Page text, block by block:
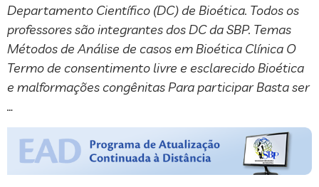
Departamento Científico (DC) de Bioética. Todos os
professores são integrantes dos DC da SBP. Temas
Métodos de Análise de casos em Bioética Clínica O
Termo de consentimento livre e esclarecido Bioética
e malformações congênitas Para participar Basta ser
…